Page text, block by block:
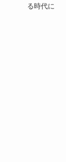
る時代に